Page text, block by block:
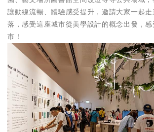
讓動線流暢、體驗感受提升，邀請大家一起
落，感受這座城市從美學設計的概念出發，
市！